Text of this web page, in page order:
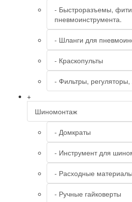
- Быстроразъемы,
пневмоинструмента.
- Шланги для
- Краскопульты
- Фильтры, регуляторы,
+
Шиномонтаж
- Домкраты
- Инструмент для
- Расходные
- Ручные гайковерты